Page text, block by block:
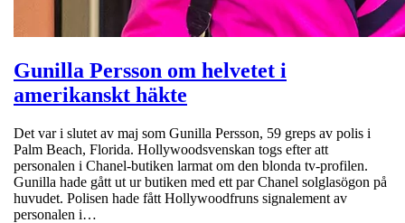
Gunilla Persson om helvetet i
amerikanskt häkte
Det var i slutet av maj som Gunilla Persson, 59 greps av polis i
Palm Beach, Florida. Hollywoodsvenskan togs efter att
personalen i Chanel-butiken larmat om den blonda tv-profilen.
Gunilla hade gått ut ur butiken med ett par Chanel solglasögon på
huvudet. Polisen hade fått Hollywoodfruns signalement av
personalen i…